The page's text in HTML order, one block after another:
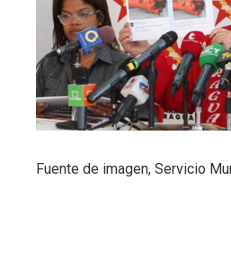
Fuente de imagen, Servicio